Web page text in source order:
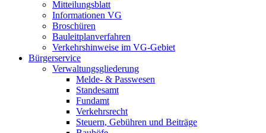
Mitteilungsblatt
Informationen VG
Broschüren
Bauleitplanverfahren
Verkehrshinweise im VG-Gebiet
Bürgerservice
Verwaltungsgliederung
Melde- & Passwesen
Standesamt
Fundamt
Verkehrsrecht
Steuern, Gebühren und Beiträge